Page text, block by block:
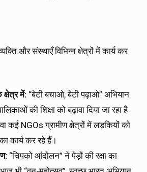
और संस्थाएँ विभिन्न क्षेत्रों में कार्य कर
क्षेत्र में: “बेटी बचाओ, बेटी पढ़ाओ” अभियान
की शिक्षा को बढ़ावा दिया जा रहा है
कई NGOs ग्रामीण क्षेत्रों में लड़कियों को
कार्य कर रहे हैं।
“चिपको आंदोलन” ने पेड़ों की रक्षा का